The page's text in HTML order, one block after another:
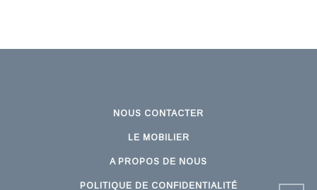
NOUS CONTACTER
LE MOBILIER
A PROPOS DE NOUS
POLITIQUE DE CONFIDENTIALITÉ